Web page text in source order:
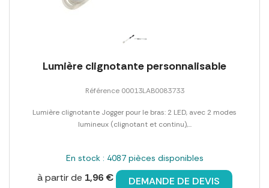
Lumière clignotante personnalisable
Référence 00013LAB0083733
Lumière clignotante Jogger pour le bras: 2 LED, avec 2 modes
lumineux (clignotant et continu),...
En stock : 4087 pièces disponibles
à partir de 1,96 € DEMANDE DE DEVIS